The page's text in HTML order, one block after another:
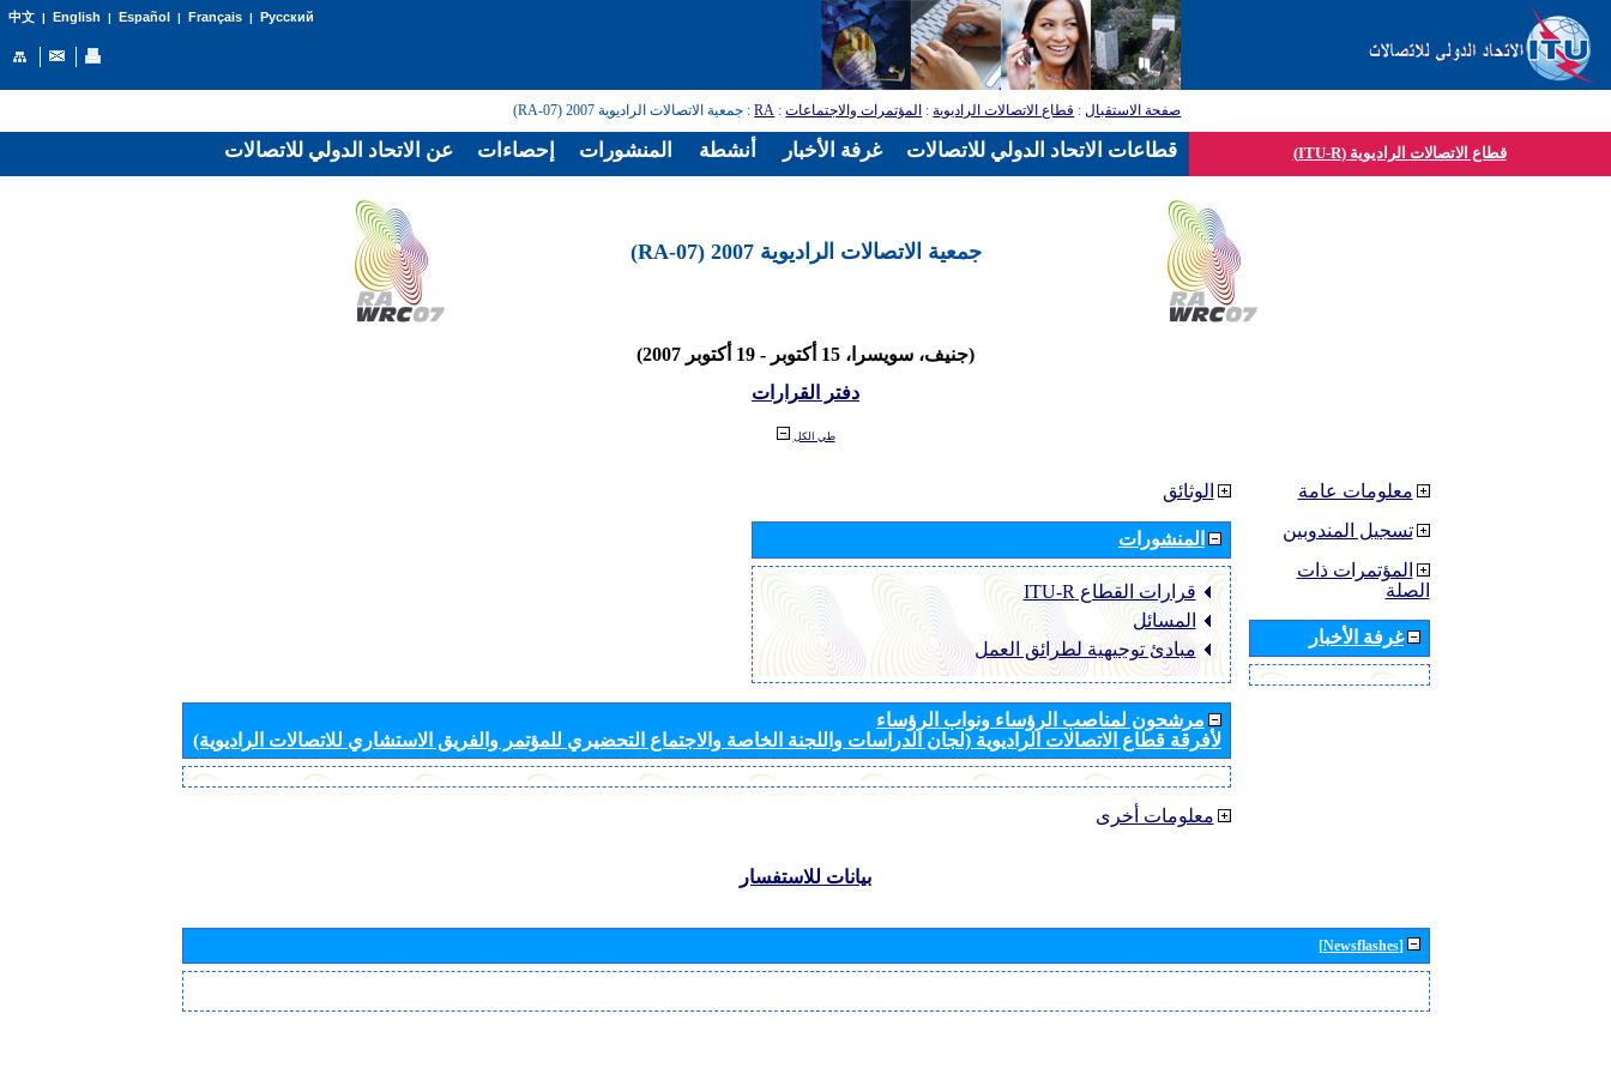
中文| English | Español | Français| Русский
صفحة الاستقبال: قطاع الاتصالات الراديوية: المؤتمرات والاجتماعات:
RA: جمعية الاتصالات الراديوية 2007 (RA-07)
قطاع الاتصالات الراديوية (ITU-R)
جمعية الاتصالات الراديوية 2007 (RA-07)
(جنيف، سويسرا، 15 أكتوبر - 19 أكتوبر 2007)
دفتر القرارات
طي الكل
الوثائق
المنشورات
قرارات القطاع ‏ITU-R
المسائل
مبادئ توجيهية لطرائق العمل
مرشحون لمناصب الرؤساء ونواب الرؤساء
لأفرقة قطاع الاتصالات الراديوية (لجان الدراسات واللجنة الخاصة والاجتماع التحضيري للمؤتمر والفريق الاستشاري للاتصالات الراديوية)
معلومات أخرى
معلومات عامة
تسجيل المندوبين
المؤتمرات ذات
الصلة
غرفة الأخبار
بيانات للاستفسار
[Newsflashes]
عن الاتحاد الدولي للاتصالات إحصاءات المنشورات أنشطة غرفة الأخبار قطاعات الاتحاد الدولي للاتصالات